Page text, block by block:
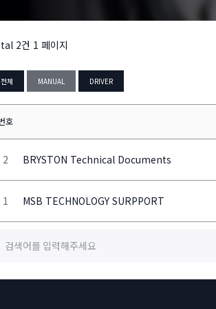
2건 1 페이지
전체 MANUAL DRIVER
호
2 BRYSTON Technical Documents
1 MSB TECHNOLOGY SURPPORT